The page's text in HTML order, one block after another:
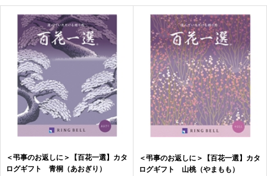
＜弔事のお返しに＞【百花一選】カタ
ログギフト 青桐（あおぎり）
＜弔事のお返しに＞【百花一選】カタ
ログギフト 山桃（やまもも）